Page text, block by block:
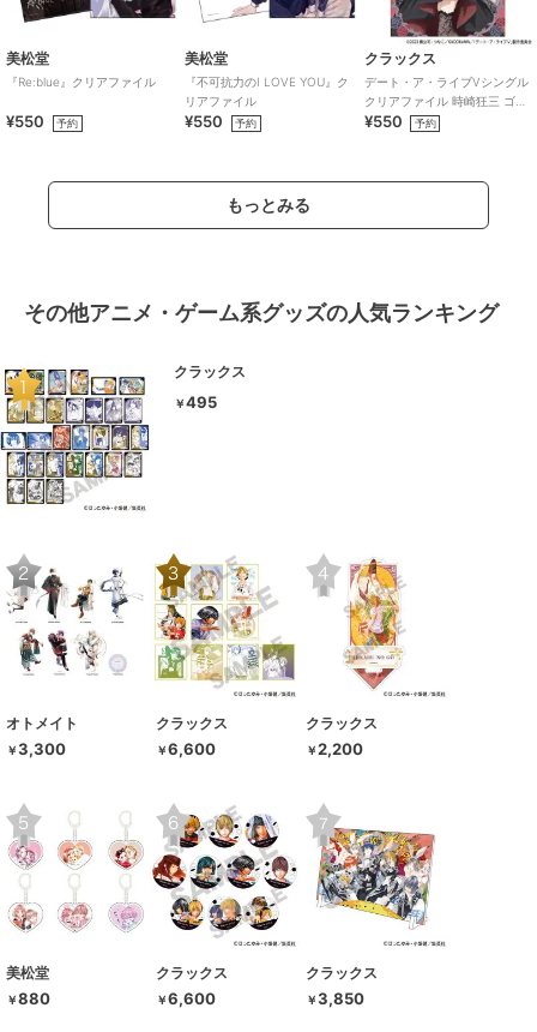
美松堂
『Re:blue』クリアファイル
¥550 予約
美松堂
『不可抗力のI LOVE YOU』ク
リアファイル
¥550 予約
クラックス
デート・ア・ライブVシングル
クリアファイル 時崎狂三 ゴシ
ックドール
¥550 予約
もっとみる
その他アニメ・ゲーム系グッズの人気ランキング
クラックス
￥495
オトメイト
￥3,300
クラックス
￥6,600
クラックス
￥2,200
美松堂
￥880
クラックス
￥6,600
クラックス
￥3,850